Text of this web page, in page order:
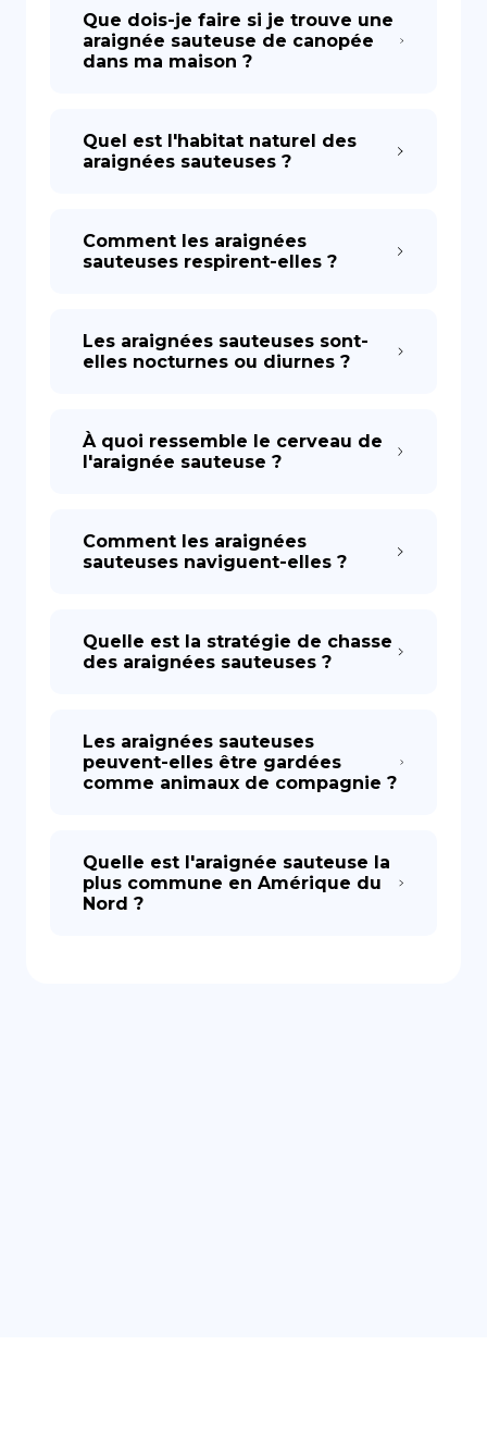
Que dois-je faire si je trouve une
araignée sauteuse de canopée
dans ma maison ?
Quel est l'habitat naturel des
araignées sauteuses ?
Comment les araignées
sauteuses respirent-elles ?
Les araignées sauteuses sont-
elles nocturnes ou diurnes ?
À quoi ressemble le cerveau de
l'araignée sauteuse ?
Comment les araignées
sauteuses naviguent-elles ?
Quelle est la stratégie de chasse
des araignées sauteuses ?
Les araignées sauteuses
peuvent-elles être gardées
comme animaux de compagnie ?
Quelle est l'araignée sauteuse la
plus commune en Amérique du
Nord ?